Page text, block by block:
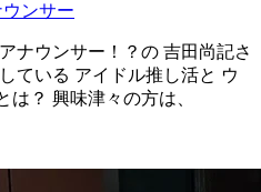
ウンサー
ナウンサー！？の 吉田尚記さ
ている アイドル推し活と ウ
は？ 興味津々の方は、